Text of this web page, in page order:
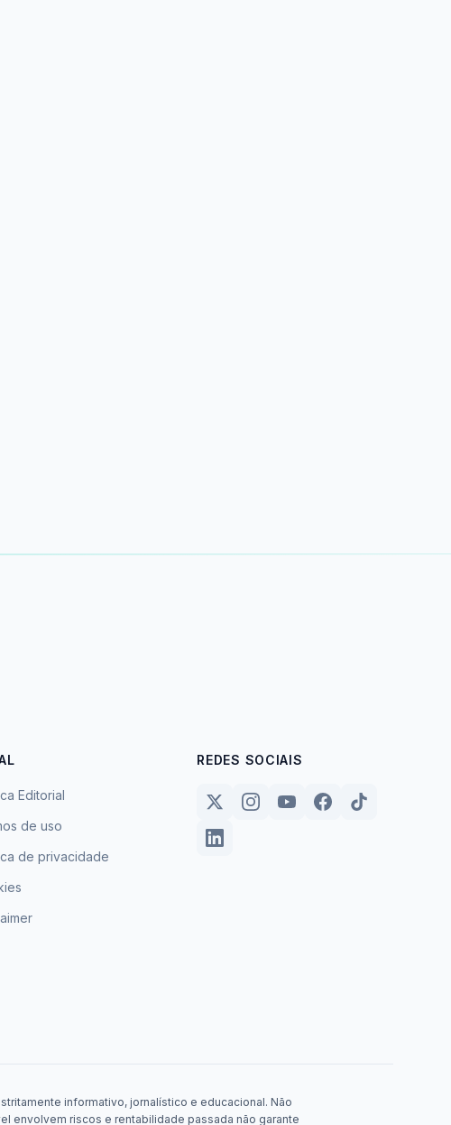
Editorial
de uso
de privacidade
REDES SOCIAIS
informativo, jornalístico e educacional. Não
envolvem riscos e rentabilidade passada não garante